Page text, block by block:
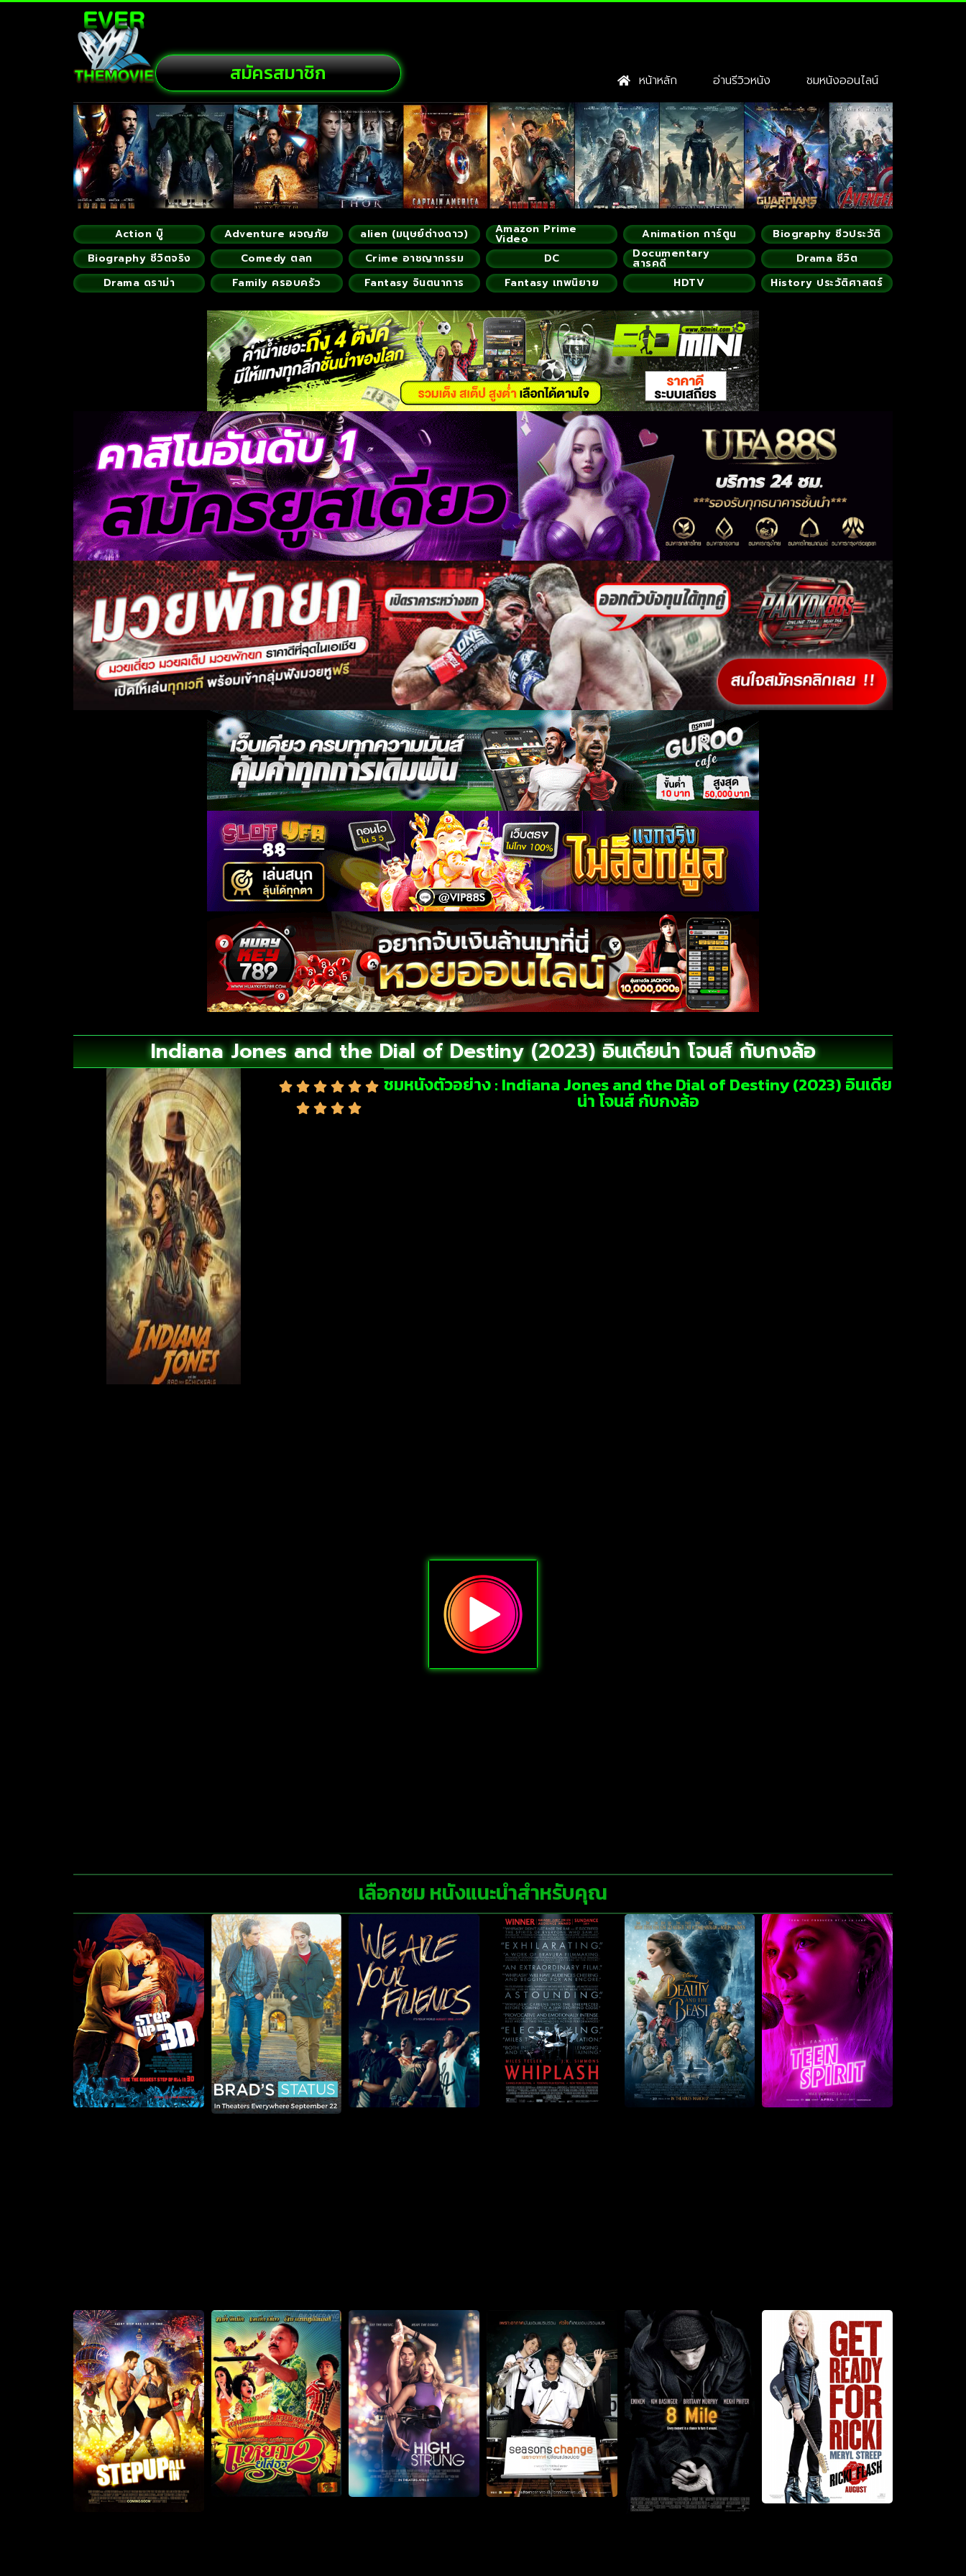
สมัครสมาชิก หน้าหลัก อ่านรีวิวหนัง ชมหนังออนไลน์
Action บู๊ Adventure ผจญภัย alien (มนุษย์ต่างดาว) Amazon Prime
Video Animation การ์ตูน
Biography ชีวประวัติ
Biography ชีวิตจริง
Comedy ตลก Crime อาชญากรรม DC Documentary
สารคดี
Drama ชีวิต
Drama ดราม่า
Family ครอบครัว Fantasy จินตนาการ Fantasy เทพนิยาย HDTV History ประวัติศาสตร์
Indiana Jones and the Dial of Destiny (2023) อินเดียน่า โจนส์ กับกงล้อ
ชมหนังตัวอย่าง : Indiana Jones and the Dial of Destiny (2023) อินเดีย
น่า โจนส์ กับกงล้อ
เลือกชม หนังแนะนำสำหรับคุณ